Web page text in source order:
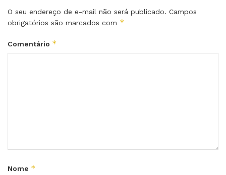
O seu endereço de e-mail não será publicado. Campos
obrigatórios são marcados com *
Comentário *
Nome *